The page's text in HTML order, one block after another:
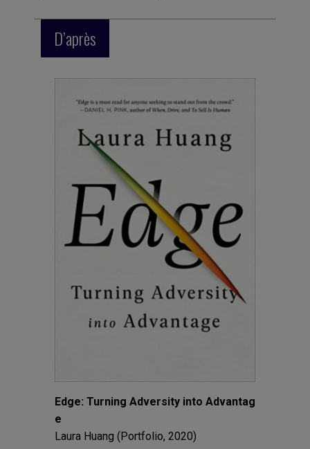
D’après
Edge: Turning Adversity into Advantag
e
Laura Huang (Portfolio, 2020)